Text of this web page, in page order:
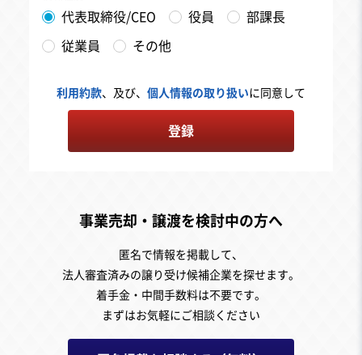
代表取締役/CEO 役員 部課長
従業員 その他
利用約款、及び、 個人情報の取り扱いに同意して
登録
事業売却・譲渡を検討中の方へ
匿名で情報を掲載して、
法人審査済みの譲り受け候補企業を探せます。
着手金・中間手数料は不要です。
まずはお気軽にご相談ください